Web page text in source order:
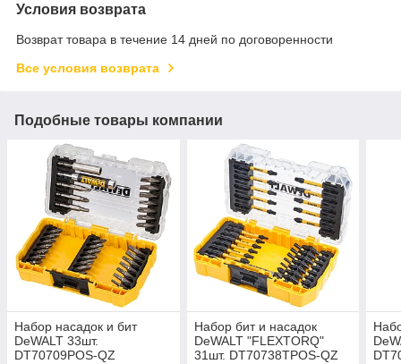
Условия возврата
Возврат товара в течение 14 дней по договоренности
Все условия возврата
Подобные товары компании
Набор насадок и бит
DeWALT 33шт.
DT70709POS-QZ
Набор бит и насадок
DeWALT "FLEXTORQ"
31шт. DT70738TPOS-QZ